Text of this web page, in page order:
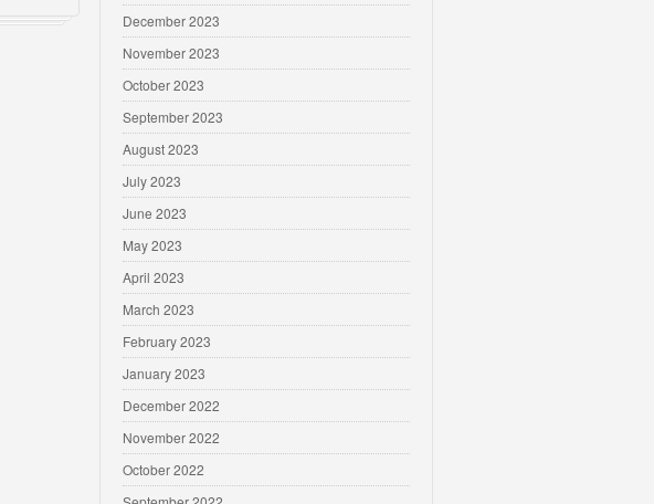
December 2023
November 2023
October 2023
September 2023
August 2023
July 2023
June 2023
May 2023
April 2023
March 2023
February 2023
January 2023
December 2022
November 2022
October 2022